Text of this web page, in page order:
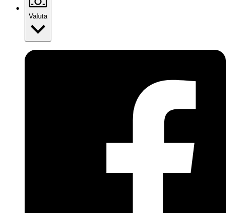
Valuta